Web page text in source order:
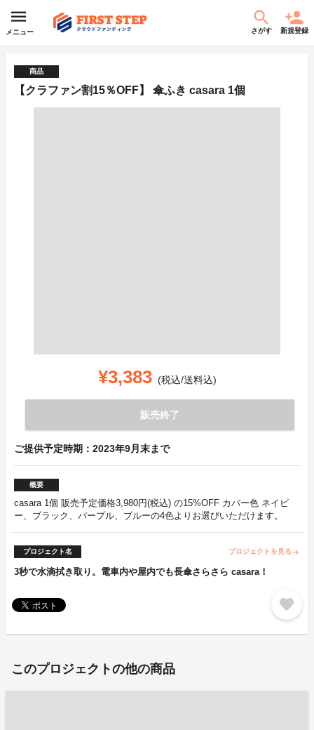
メニュー さがす 新規登録
商品
【クラファン割15％OFF】 傘ふき casara 1個
¥3,383 (税込/送料込)
販売終了
ご提供予定時期：2023年9月末まで
概要
casara 1個 販売予定価格3,980円(税込) の15%OFF カバー色 ネイビ
ー、ブラック、パープル、ブルーの4色よりお選びいただけます。
プロジェクト名 プロジェクトを見る arrow_forward
3秒で水滴拭き取り。電車内や屋内でも長傘さらさら casara！
favorite
このプロジェクトの他の商品